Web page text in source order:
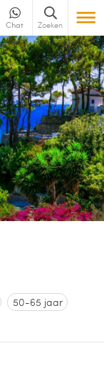
Chat Zoeken
50-65 jaar